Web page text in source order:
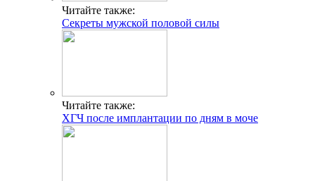
Читайте также:
Секреты мужской половой силы
Читайте также:
ХГЧ после имплантации по дням в моче